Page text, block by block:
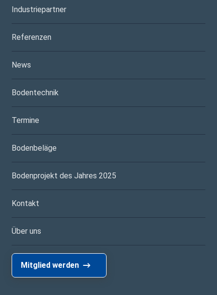
Industriepartner
Referenzen
News
Bodentechnik
Termine
Bodenbeläge
Bodenprojekt des Jahres 2025
Kontakt
Über uns
Mitglied werden